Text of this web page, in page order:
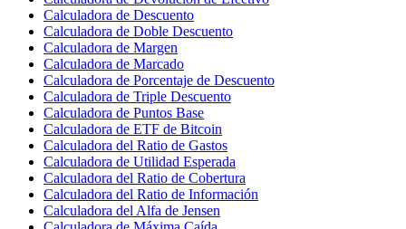
Calculadora de Descuento
Calculadora de Doble Descuento
Calculadora de Margen
Calculadora de Marcado
Calculadora de Porcentaje de Descuento
Calculadora de Triple Descuento
Calculadora de Puntos Base
Calculadora de ETF de Bitcoin
Calculadora del Ratio de Gastos
Calculadora de Utilidad Esperada
Calculadora del Ratio de Cobertura
Calculadora del Ratio de Información
Calculadora del Alfa de Jensen